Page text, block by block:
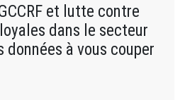
et lutte contre
dans le secteur
à vous couper